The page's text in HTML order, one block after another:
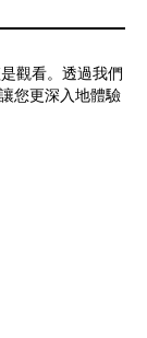
觀看。透過我們
您更深入地體驗